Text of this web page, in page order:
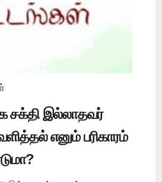
சக்தி இல்லாதவர்
எனும் பரிகாரம்